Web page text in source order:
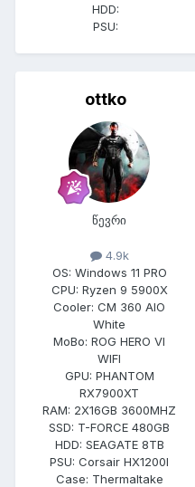
HDD:
PSU:
ottko
წევრი
4.9k
OS: Windows 11 PRO
CPU: Ryzen 9 5900X
Cooler: CM 360 AIO
White
MoBo: ROG HERO VI
WIFI
GPU: PHANTOM
RX7900XT
RAM: 2X16GB 3600MHZ
SSD: T-FORCE 480GB
HDD: SEAGATE 8TB
PSU: Corsair HX1200I
Case: Thermaltake